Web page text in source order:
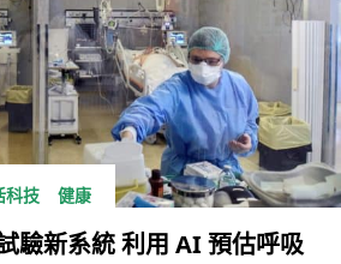
科技 健康
驗新系統 利用 AI 預估呼吸